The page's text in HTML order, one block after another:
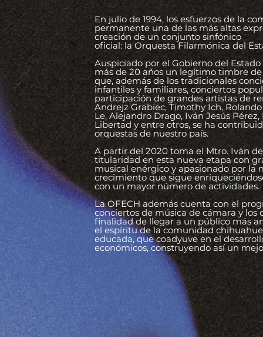
En julio de 1994, los esfuerzos de la
permanente una de las más altas
creación de un conjunto sinfónico
oficial: la Orquesta Filarmónica del
Auspiciado por el Gobierno del
más de 20 años un legítimo timbre
que, además de los tradicionales
infantiles y familiares, conciertos
participación de grandes artistas de
Andrejz Grabiec, Timothy Ich,
Le, Alejandro Drago, Iván Jesús
Libertad y entre otros, se ha
orquestas de nuestro país.
A partir del 2020 toma el Mtro. Iván
titularidad en esta nueva etapa con
musical enérgico y apasionado por la
crecimiento que sigue
con un mayor número de actividades.
La OFECH además cuenta con el
conciertos de música de cámara y los
finalidad de llegar a un público más
el espíritu de la comunidad
educada, que coadyuve en el
económicos, construyendo así un